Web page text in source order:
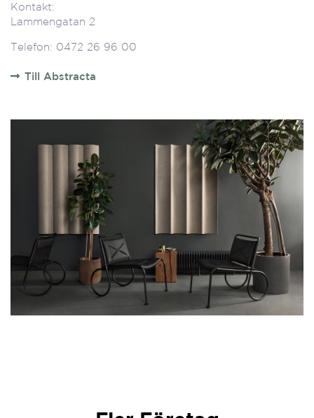
Kontakt:
Lammengatan 2
Telefon: 0472 26 96 00
Till Abstracta